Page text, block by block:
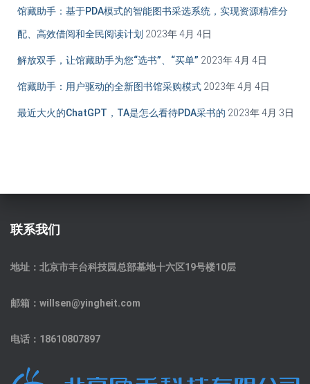
馆藏助手：基于PDA模式的智能图书采选系统，实现资源精准分
配、高效借阅和全民阅读计划 2023年 4月 4日
解放双手，让馆藏助手为您“选书”、“买单” 2023年 4月 4日
馆藏助手：用户驱动的全新图书馆采购模式 2023年 4月 4日
最近大火的ChatGPT，TA是怎么看待PDA采书的 2023年 4月 3日
联系我们
地址：北京市丰台科技园总部基地十六区19号楼10层
邮箱：willsen@yingheit.com
电话：18610807897